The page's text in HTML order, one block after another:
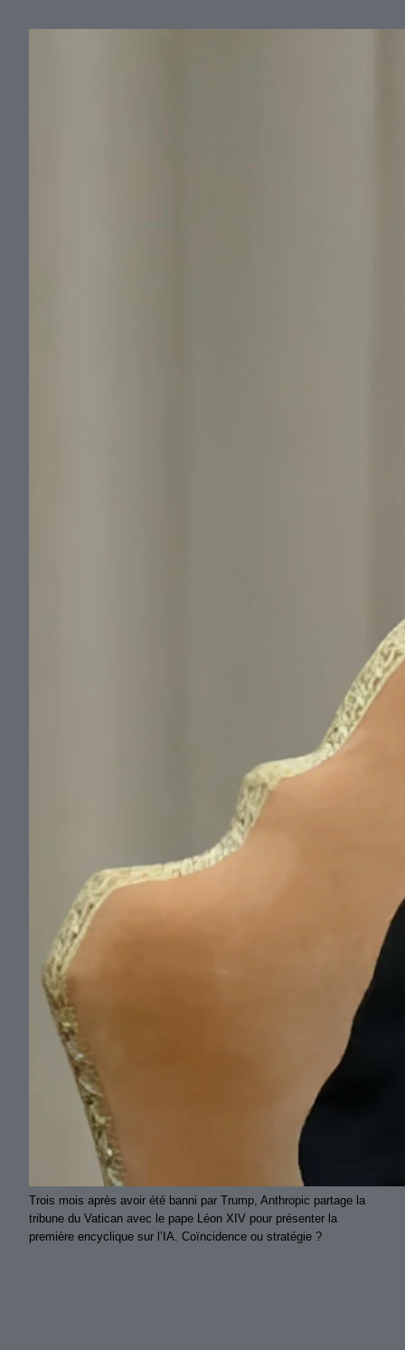
Trois mois après avoir été banni par Trump, Anthropic partage la
tribune du Vatican avec le pape Léon XIV pour présenter la
première encyclique sur l’IA. Coïncidence ou stratégie ?